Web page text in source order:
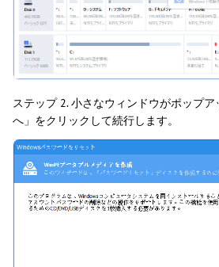
ステップ 2. 小さなウィンドウがポップ
へ」をクリックして続行します。